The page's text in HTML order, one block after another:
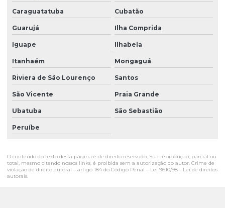
Caraguatatuba Cubatão
Guarujá Ilha Comprida
Iguape Ilhabela
Itanhaém Mongaguá
Riviera de São Lourenço Santos
São Vicente Praia Grande
Ubatuba São Sebastião
Peruíbe
O conteúdo do texto desta página é de direito reservado. Sua reprodução, parcial ou
total, mesmo citando nossos links, é proibida sem a autorização do autor. Crime de
violação de direito autoral – artigo 184 do Código Penal – Lei 9610/98 - Lei de direitos
autorais